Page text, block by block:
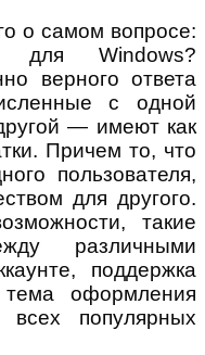
о самом вопросе:
для Windows?
верного ответа
с одной
— имеют как
Причем то, что
пользователя,
для другого.
такие
различными
поддержка
оформления
всех популярных